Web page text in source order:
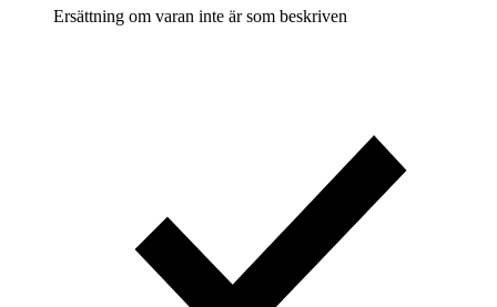
Ersättning om varan inte är som beskriven